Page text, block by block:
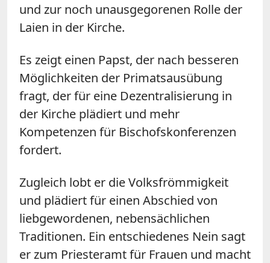
und zur noch unausgegorenen Rolle der
Laien in der Kirche.
Es zeigt einen Papst, der nach besseren
Möglichkeiten der Primatsausübung
fragt, der für eine Dezentralisierung in
der Kirche plädiert und mehr
Kompetenzen für Bischofskonferenzen
fordert.
Zugleich lobt er die Volksfrömmigkeit
und plädiert für einen Abschied von
liebgewordenen, nebensächlichen
Traditionen. Ein entschiedenes Nein sagt
er zum Priesteramt für Frauen und macht